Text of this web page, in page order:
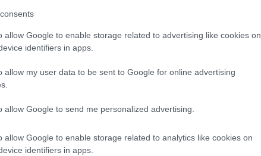
allow Google to enable storage related to advertising like cookies on
identifiers in apps.
allow my user data to be sent to Google for online advertising
allow Google to send me personalized advertising.
allow Google to enable storage related to analytics like cookies on
identifiers in apps.
avere strumenti che ottimizzino la
questo dispositivo speciale. Il Cardo
il che lo rende ideale per qualsiasi
JBLda 40 mm offrono un audio di alta qualità,
musicale in un’esperienza coinvolgente.
di un prodotto: la capacità di soddisfare